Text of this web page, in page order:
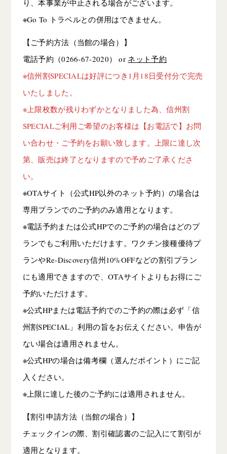
り、本事業が中止される場合がございます。
※Go To トラベルとの併用はできません。
【ご予約方法（当館の場合）】
電話予約（0266-67-2020） or ネット予約
※信州割SPECIALは好評につき1月18日受付分で完売
いたしました。
※上限枚数が残りわずかとなりました為、信州割
SPECIALご利用ご希望のお客様は【お電話で】お問
い合わせ・ご予約をお願い致します。上限に達し次
第、販売は終了となりますので予めご了承くださ
い。
※OTAサイト（公式HP以外のネット予約）の場合は
専用プランでのご予約のみ適用となります。
※電話予約または公式HPでのご予約の場合はどのプ
ランでもご利用いただけます。ワクチン接種優待プ
ランやRe-Discovery信州10%OFFなどの割引プラン
にも適用できますので、OTAサイトよりもお得にご
予約いただけます。
※公式HPまたは電話予約でのご予約の際は必ず「信
州割SPECIAL」利用の旨をお伝えください。申告が
ない場合は適用されません。
※公式HPの場合は備考欄（選んだポイント）にご記
入ください。
※上限に達した後のご予約には適用されません。
【割引申請方法（当館の場合）】
チェックインの際、割引確認書のご記入にて割引が
適用となります。